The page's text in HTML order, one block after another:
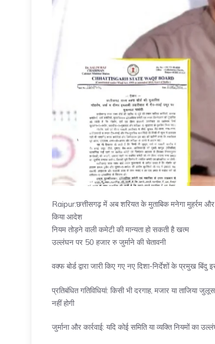
Raipur:छत्तीसगढ़ में अब शरियत के मुताबिक मनेगा मुहर्रम और
किया आदेश
नियम तोड़ने वाली कमेटी की मान्यता हो सकती है खत्म
उल्लंघन पर 50 हजार रु जुर्माने की चेतावनी
वक्फ बोर्ड द्वारा जारी किए गए नए दिशा-निर्देशों के प्रमुख बिंदु
प्रतिबंधित गतिविधियां: किसी भी दरगाह, मजार या
नहीं होगी
जुर्माना और कार्रवाई: यदि कोई समिति या व्यक्ति नियमों